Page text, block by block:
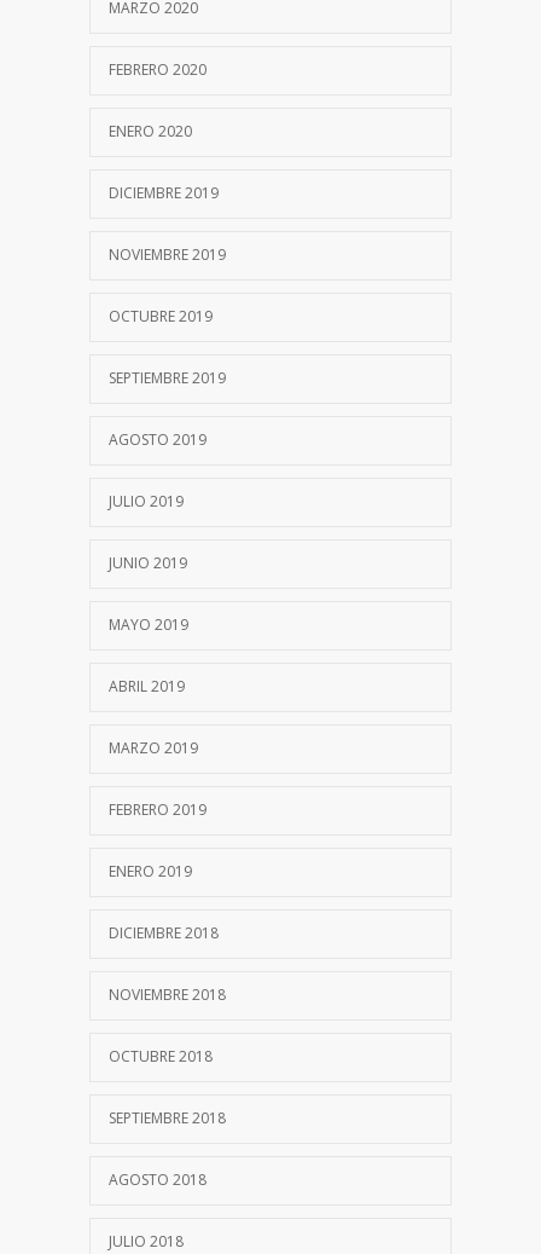
MARZO 2020
FEBRERO 2020
ENERO 2020
DICIEMBRE 2019
NOVIEMBRE 2019
OCTUBRE 2019
SEPTIEMBRE 2019
AGOSTO 2019
JULIO 2019
JUNIO 2019
MAYO 2019
ABRIL 2019
MARZO 2019
FEBRERO 2019
ENERO 2019
DICIEMBRE 2018
NOVIEMBRE 2018
OCTUBRE 2018
SEPTIEMBRE 2018
AGOSTO 2018
JULIO 2018